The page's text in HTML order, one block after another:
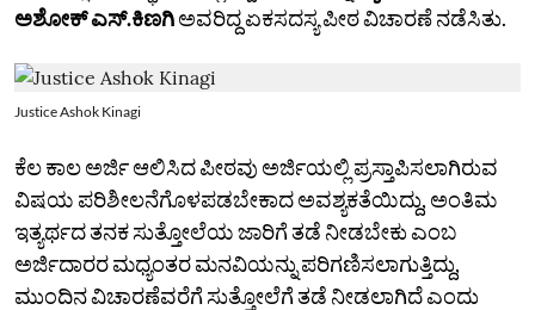
ಅಶೋಕ್‌ ಎಸ್‌.ಕಿಣಗಿಅವರಿದ್ದ ಏಕಸದಸ್ಯ ಪೀಠ ವಿಚಾರಣೆ ನಡೆಸಿತು.
Justice Ashok Kinagi
ಕೆಲ ಕಾಲ ಅರ್ಜಿ ಆಲಿಸಿದ ಪೀಠವು ಅರ್ಜಿಯಲ್ಲಿ ಪ್ರಸ್ತಾಪಿಸಲಾಗಿರುವ
ವಿಷಯ ಪರಿಶೀಲನೆಗೊಳಪಡಬೇಕಾದ ಅವಶ್ಯಕತೆಯಿದ್ದು, ಅಂತಿಮ
ಇತ್ಯರ್ಥದ ತನಕ ಸುತ್ತೋಲೆಯ ಜಾರಿಗೆ ತಡೆ ನೀಡಬೇಕು ಎಂಬ
ಅರ್ಜಿದಾರರ ಮಧ್ಯಂತರ ಮನವಿಯನ್ನು ಪರಿಗಣಿಸಲಾಗುತ್ತಿದ್ದು,
ಮುಂದಿನ ವಿಚಾರಣೆವರೆಗೆ ಸುತ್ತೋಲೆಗೆ ತಡೆ ನೀಡಲಾಗಿದೆ ಎಂದು